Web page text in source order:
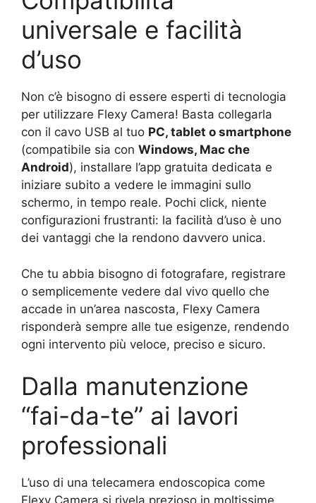
universale e facilità
d’uso
Non c’è bisogno di essere esperti di tecnologia
per utilizzare Flexy Camera! Basta collegarla
con il cavo USB al tuo PC, tablet o smartphone
(compatibile sia con Windows, Mac che
Android), installare l’app gratuita dedicata e
iniziare subito a vedere le immagini sullo
schermo, in tempo reale. Pochi click, niente
configurazioni frustranti: la facilità d’uso è uno
dei vantaggi che la rendono davvero unica.
Che tu abbia bisogno di fotografare, registrare
o semplicemente vedere dal vivo quello che
accade in un’area nascosta, Flexy Camera
risponderà sempre alle tue esigenze, rendendo
ogni intervento più veloce, preciso e sicuro.
Dalla manutenzione
“fai-da-te” ai lavori
professionali
L’uso di una telecamera endoscopica come
Flexy Camera si rivela prezioso in moltissime